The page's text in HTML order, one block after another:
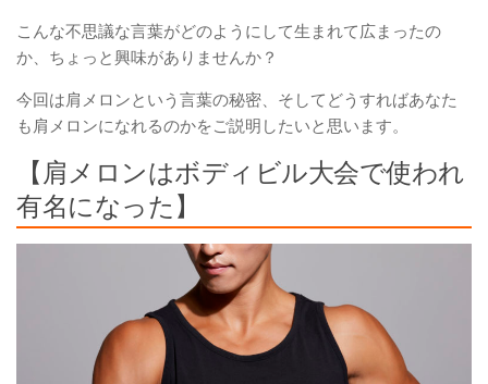
こんな不思議な言葉がどのようにして生まれて広まったの
か、ちょっと興味がありませんか？
今回は肩メロンという言葉の秘密、そして どうすればあなた
も肩メロンになれるのかをご説明したいと思います。
【肩メロンはボディビル大会で使われ
有名になった】